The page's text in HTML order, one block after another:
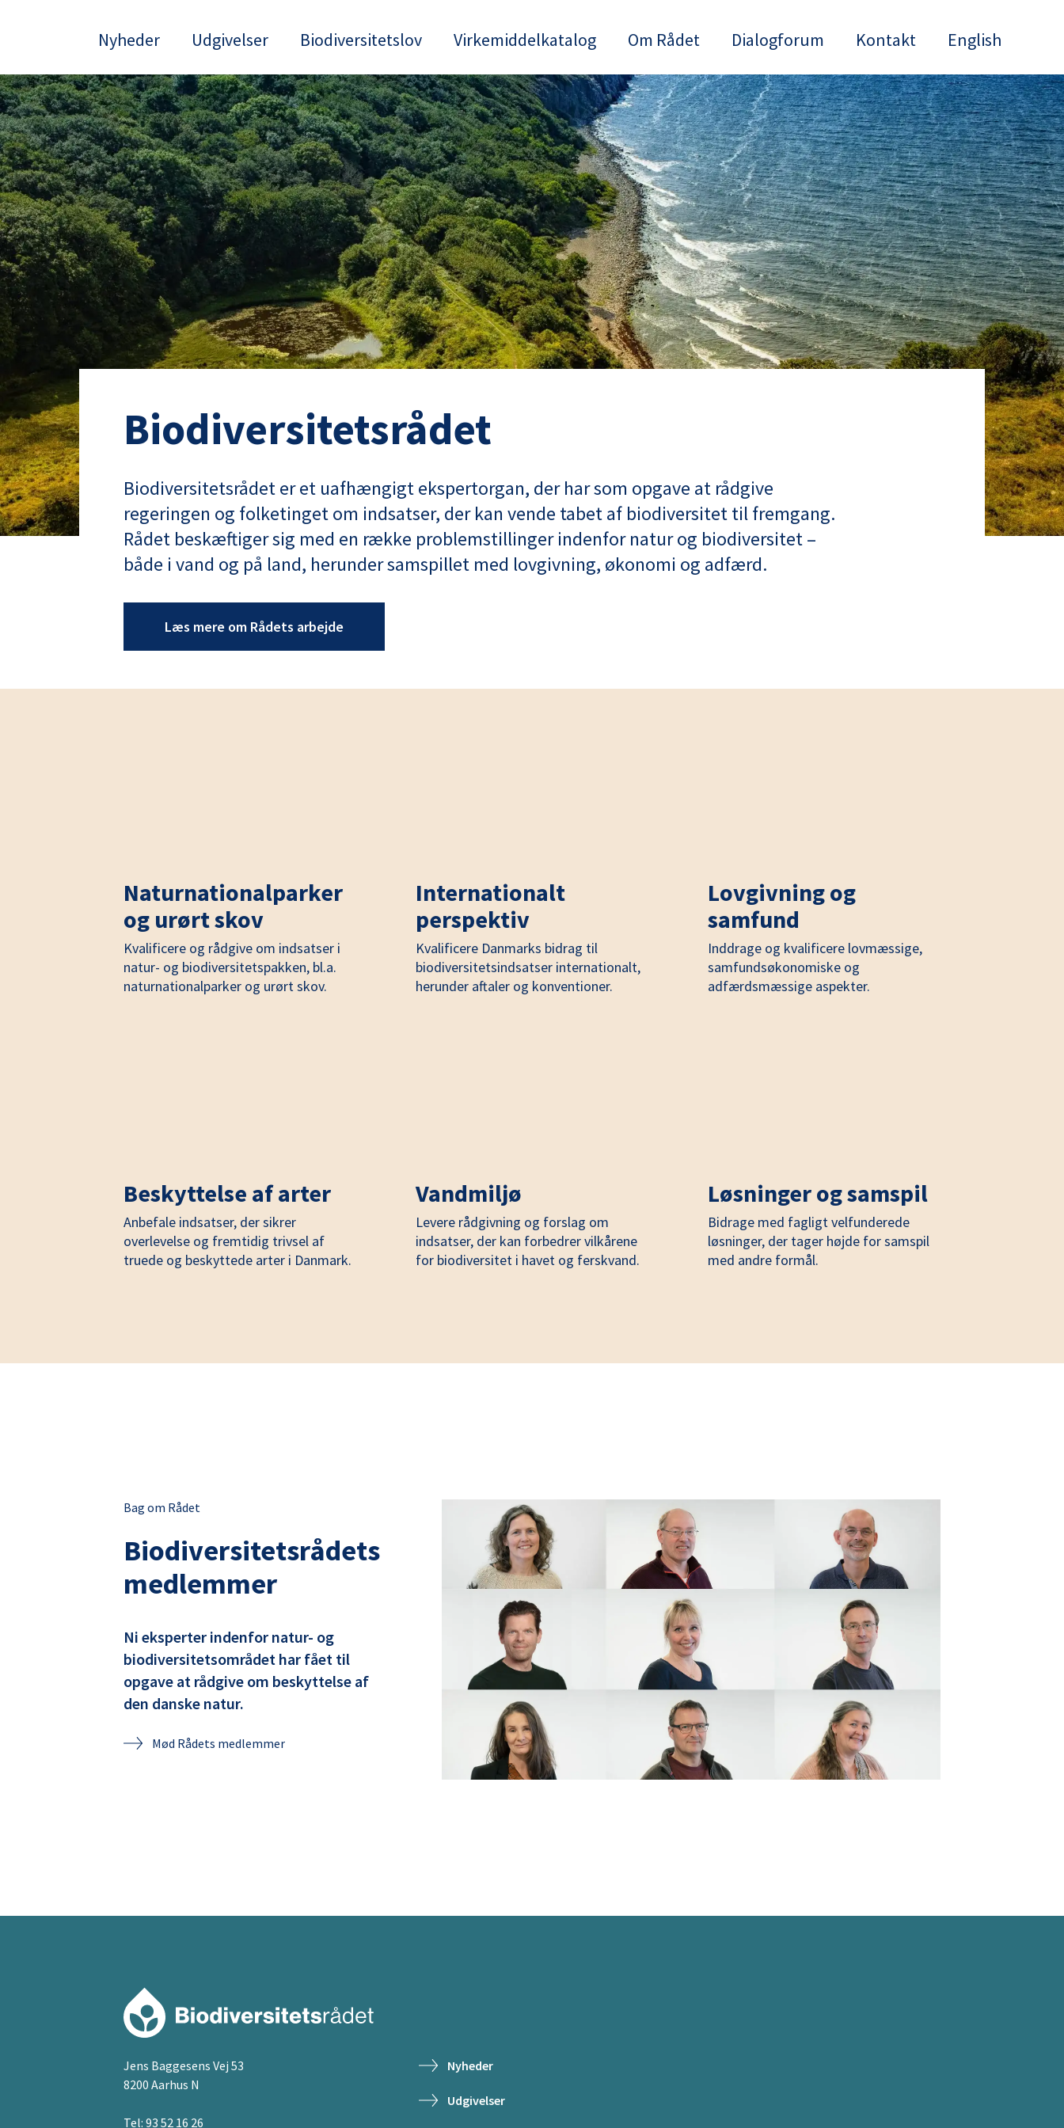
Nyheder Udgivelser Biodiversitetslov Virkemiddelkatalog Om Rådet Dialogforum Kontakt English
Biodiversitetsrådet
Biodiversitetsrådet er et uafhængigt ekspertorgan, der har som opgave at rådgive
regeringen og folketinget om indsatser, der kan vende tabet af biodiversitet til fremgang.
Rådet beskæftiger sig med en række problemstillinger indenfor natur og biodiversitet –
både i vand og på land, herunder samspillet med lovgivning, økonomi og adfærd.
Læs mere om Rådets arbejde
Naturnationalparker
og urørt skov
Kvalificere og rådgive om indsatser i
natur- og biodiversitetspakken, bl.a.
naturnationalparker og urørt skov.
Internationalt
perspektiv
Kvalificere Danmarks bidrag til
biodiversitetsindsatser internationalt,
herunder aftaler og konventioner.
Lovgivning og
samfund
Inddrage og kvalificere lovmæssige,
samfundsøkonomiske og
adfærdsmæssige aspekter.
Beskyttelse af arter
Anbefale indsatser, der sikrer
overlevelse og fremtidig trivsel af
truede og beskyttede arter i Danmark.
Vandmiljø
Levere rådgivning og forslag om
indsatser, der kan forbedrer vilkårene
for biodiversitet i havet og ferskvand.
Løsninger og samspil
Bidrage med fagligt velfunderede
løsninger, der tager højde for samspil
med andre formål.
Bag om Rådet
Biodiversitetsrådets
medlemmer
Ni eksperter indenfor natur- og
biodiversitetsområdet har fået til
opgave at rådgive om beskyttelse af
den danske natur.
Mød Rådets medlemmer
Jens Baggesens Vej 53
8200 Aarhus N
Tel: 93 52 16 26
Nyheder
Udgivelser